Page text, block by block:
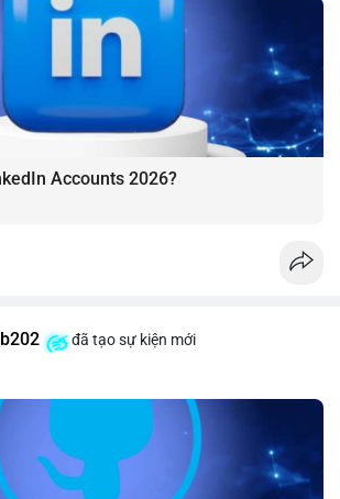
Accounts 2026?
đã tạo sự kiện mới